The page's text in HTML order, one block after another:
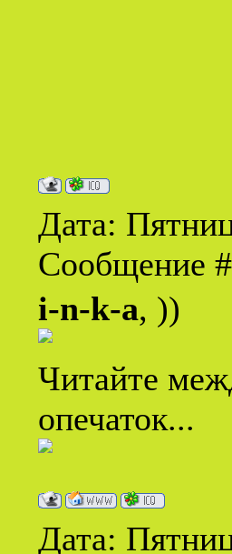
Дата:
Сообщение
i-n-k-a, ))
Читайте
опечаток...
Дата: